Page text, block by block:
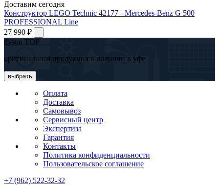
Доставим сегодня
Конструктор LEGO Technic 42177 - Mercedes-Benz G 500
PROFESSIONAL Line
27 990 ₽
dyson TOP
оригинальная продукция в наличии в уфе
выбрать
Оплата
Доставка
Самовывоз
Сервисный центр
Экспертиза
Гарантия
Контакты
Политика конфиденциальности
Пользовательское соглашение
+7 (962) 522-32-32